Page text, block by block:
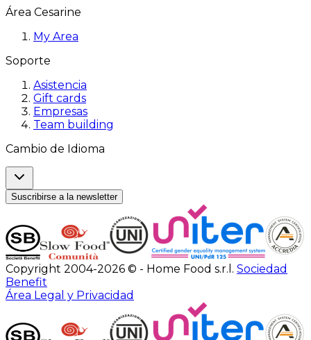
Área Cesarine
My Area
Soporte
Asistencia
Gift cards
Empresas
Team building
Cambio de Idioma
Suscribirse a la newsletter
Copyright 2004-2026 © - Home Food s.r.l. Sociedad
Benefit
Área Legal y Privacidad